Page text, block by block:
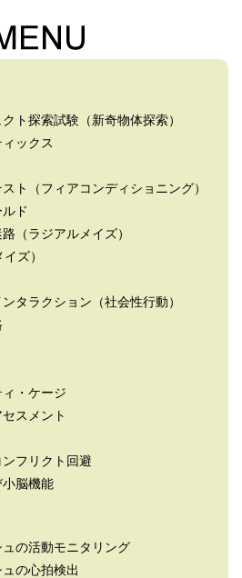
ト探索試験（新奇物体探索）
ックス
ト（フィアコンディショニング）
ド
（ラジアルメイズ）
ズ）
タラクション（社会性行動）
・ケージ
スメント
フリクト回避
脳機能
の活動モニタリング
の心拍検出